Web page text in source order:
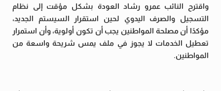
واقترح النائب عمرو رشاد العودة بشكل مؤقت إلى نظام
التسجيل والصرف اليدوي لحين استقرار السيستم الجديد،
مؤكدًا أن مصلحة المواطنين يجب أن تكون أولوية، وأن استمرار
تعطيل الخدمات لا يجوز في ملف يمس شريحة واسعة من
المواطنين.